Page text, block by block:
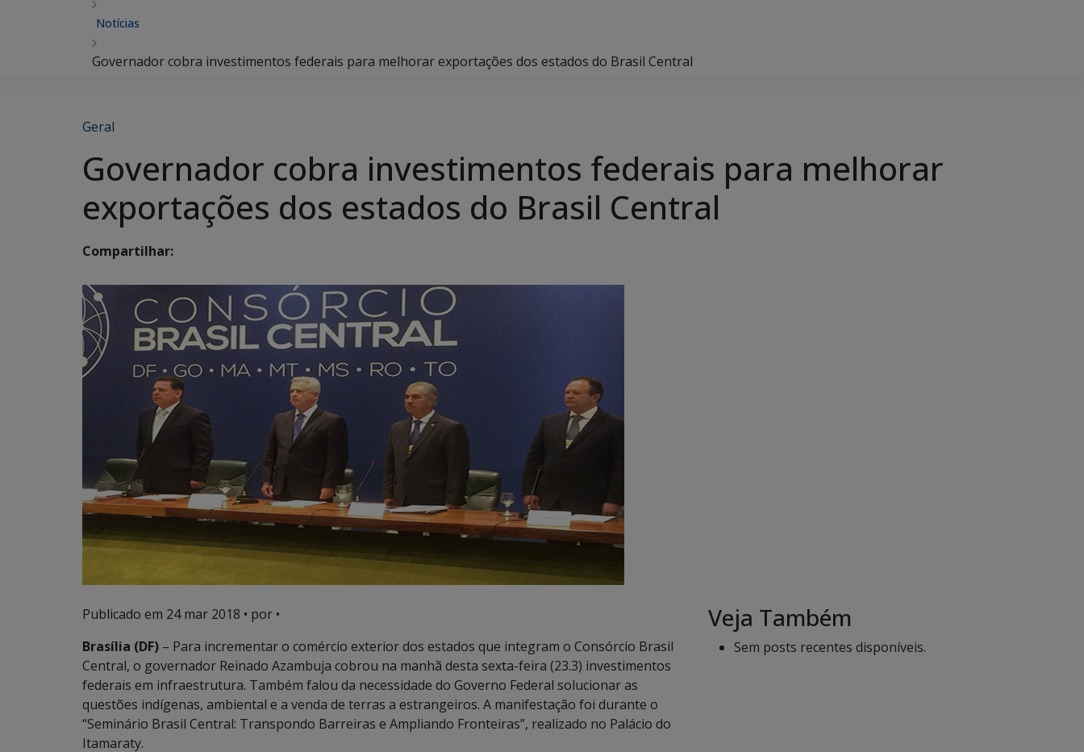
Notícias
Governador cobra investimentos federais para melhorar exportações dos estados do Brasil Central
Geral
Governador cobra investimentos federais para melhorar
exportações dos estados do Brasil Central
Compartilhar:
Publicado em 24 mar 2018 • por •
Brasília (DF) – Para incrementar o comércio exterior dos estados que integram o Consórcio Brasil
Central, o governador Reinado Azambuja cobrou na manhã desta sexta-feira (23.3) investimentos
federais em infraestrutura. Também falou da necessidade do Governo Federal solucionar as
questões indígenas, ambiental e a venda de terras a estrangeiros. A manifestação foi durante o
“Seminário Brasil Central: Transpondo Barreiras e Ampliando Fronteiras”, realizado no Palácio do
Itamaraty.
Veja Também
Sem posts recentes disponíveis.